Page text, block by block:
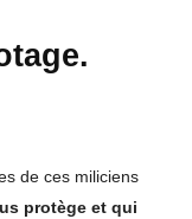
de ces miliciens
protège et qui